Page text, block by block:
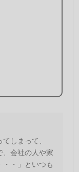
しまって、
、会社の人や家
・・」といつも